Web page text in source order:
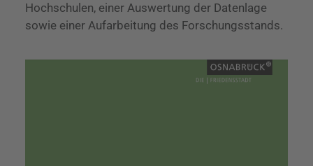
Hochschulen, einer Auswertung der Datenlage
sowie einer Aufarbeitung des Forschungsstands.